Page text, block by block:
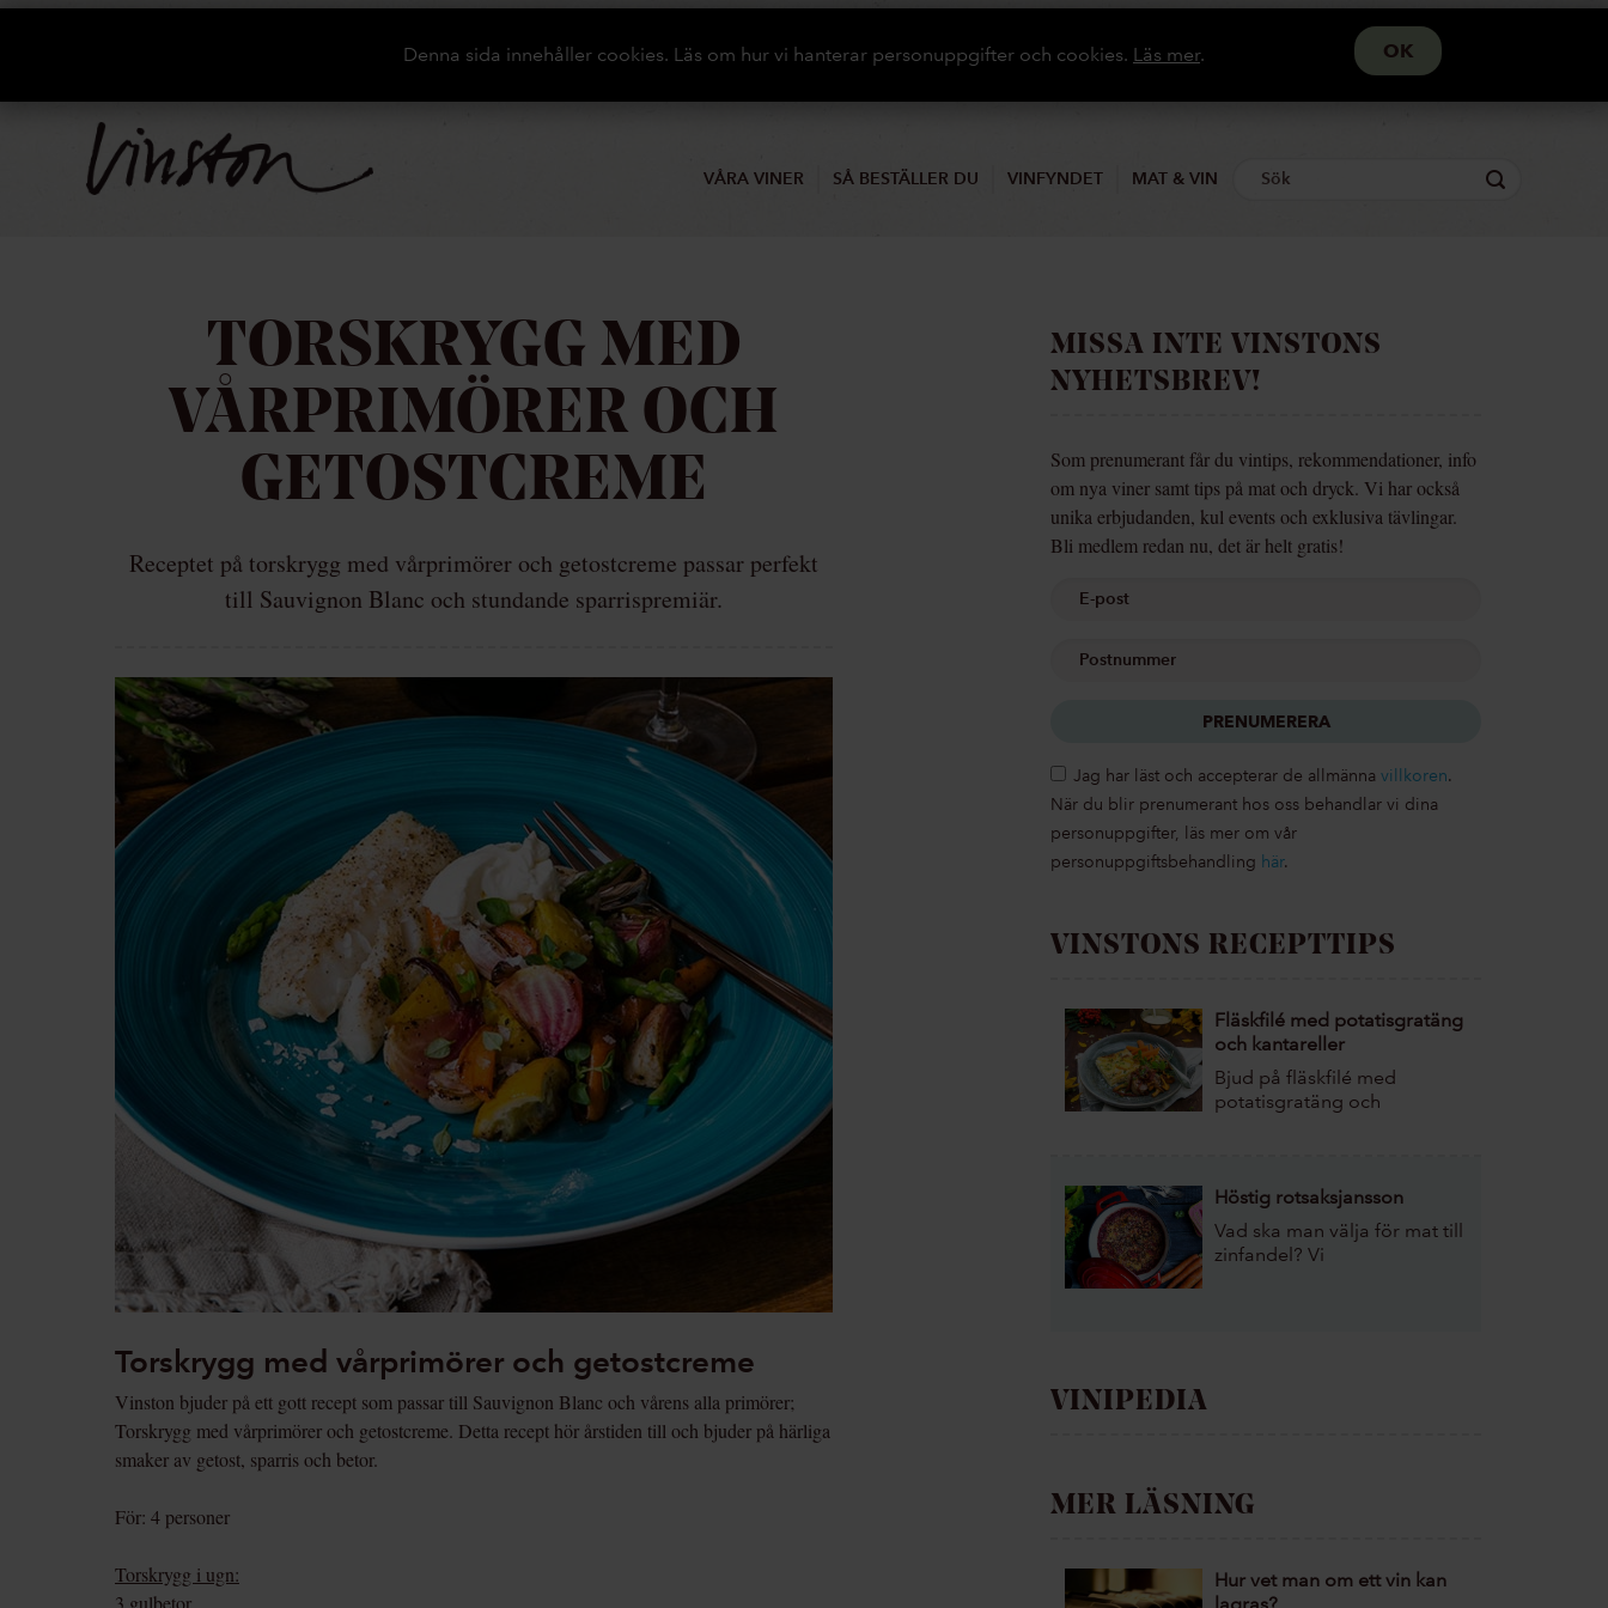
Denna sida innehåller cookies. Läs om hur vi hanterar personuppgifter och cookies. Läs mer.
VÅRA VINER SÅ BESTÄLLER DU VINFYNDET MAT & VIN
TORSKRYGG MED
VÅRPRIMÖRER OCH
GETOSTCREME
Receptet på torskrygg med vårprimörer och getostcreme passar perfekt
till Sauvignon Blanc och stundande sparrispremiär.
Torskrygg med vårprimörer och getostcreme
Vinston bjuder på ett gott recept som passar till Sauvignon Blanc och vårens alla primörer;
Torskrygg med vårprimörer och getostcreme. Detta recept hör årstiden till och bjuder på härliga
smaker av getost, sparris och betor.
För: 4 personer
Torskrygg i ugn:
3 gulbetor
MISSA INTE VINSTONS
NYHETSBREV!
Som prenumerant får du vintips, rekommendationer, info
om nya viner samt tips på mat och dryck. Vi har också
unika erbjudanden, kul events och exklusiva tävlingar.
Bli medlem redan nu, det är helt gratis!
PRENUMERERA
Jag har läst och accepterar de allmännavillkoren.
När du blir prenumerant hos oss behandlar vi dina
personuppgifter, läs mer om vår
personuppgiftsbehandling här.
VINSTONS RECEPTTIPS
Fläskfilé med potatisgratäng
och kantareller
Bjud på fläskfilé med
potatisgratäng och
Höstig rotsaksjansson
Vad ska man välja för mat till
zinfandel? Vi
VINIPEDIA
MER LÄSNING
Hur vet man om ett vin kan